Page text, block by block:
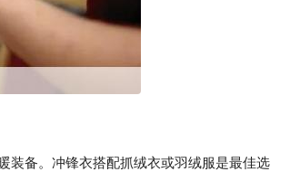
装备。冲锋衣搭配抓绒衣或羽绒服是最佳选